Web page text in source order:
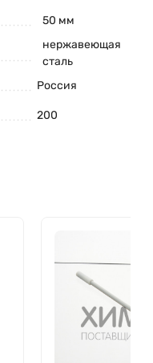
50 мм
нержавеющая
сталь
Россия
200